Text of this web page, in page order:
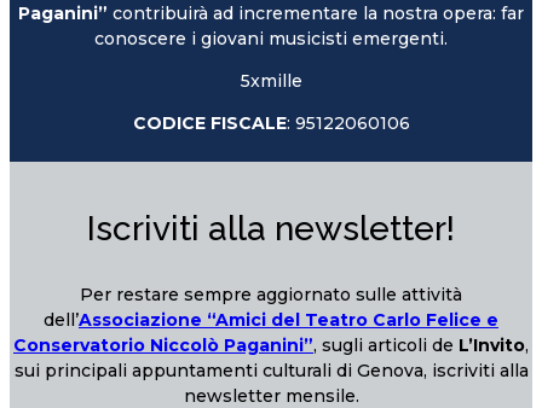
Paganini” contribuirà ad incrementare la nostra opera: far
conoscere i giovani musicisti emergenti.
5xmille
CODICE FISCALE: 95122060106
Iscriviti alla newsletter!
Per restare sempre aggiornato sulle attività
dell’Associazione “Amici del Teatro Carlo Felice e
Conservatorio Niccolò Paganini”, sugli articoli de L’Invito,
sui principali appuntamenti culturali di Genova, iscriviti alla
newsletter mensile.